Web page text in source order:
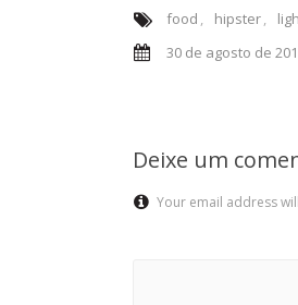
food hipster
30 de agosto de
Deixe um
Your email address